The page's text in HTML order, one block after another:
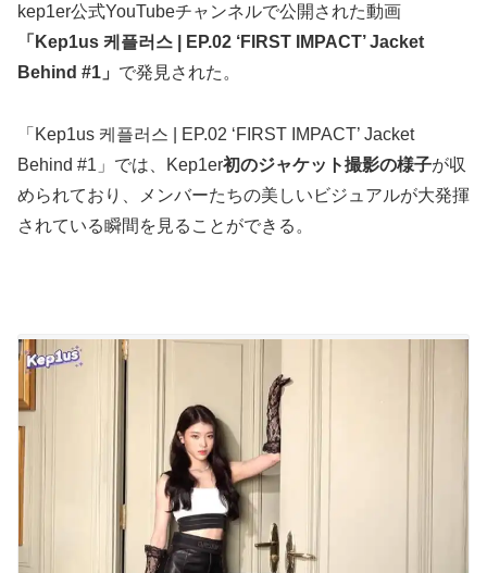
kep1er公式YouTubeチャンネルで公開された動画
「Kep1us 케플러스 | EP.02 ‘FIRST IMPACT’ Jacket
Behind #1」 で発見された。
「Kep1us 케플러스 | EP.02 ‘FIRST IMPACT’ Jacket
Behind #1」では、Kep1er初のジャケット撮影の様子が収
められており、メンバーたちの美しいビジュアルが大発揮
されている瞬間を見ることができる。